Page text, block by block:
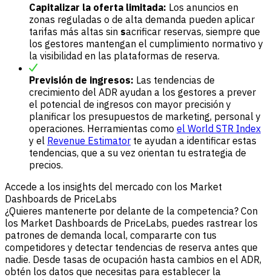
Capitalizar la oferta limitada: Los anuncios en
zonas reguladas o de alta demanda pueden aplicar
tarifas más altas sin sacrificar reservas, siempre que
los gestores mantengan el cumplimiento normativo y
la visibilidad en las plataformas de reserva.
Previsión de ingresos: Las tendencias de
crecimiento del ADR ayudan a los gestores a prever
el potencial de ingresos con mayor precisión y
planificar los presupuestos de marketing, personal y
operaciones. Herramientas como el World STR Index
y el Revenue Estimator te ayudan a identificar estas
tendencias, que a su vez orientan tu estrategia de
precios.
Accede a los insights del mercado con los Market
Dashboards de PriceLabs
¿Quieres mantenerte por delante de la competencia? Con
los Market Dashboards de PriceLabs, puedes rastrear los
patrones de demanda local, compararte con tus
competidores y detectar tendencias de reserva antes que
nadie. Desde tasas de ocupación hasta cambios en el ADR,
obtén los datos que necesitas para establecer la